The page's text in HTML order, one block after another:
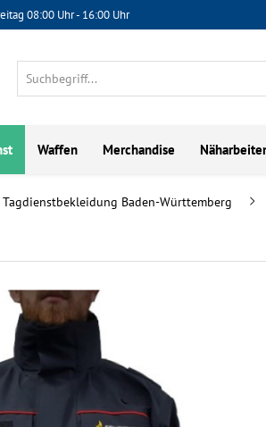
08:00 Uhr - 16:00 Uhr
Waffen Merchandise
Tagdienstbekleidung Baden-Württemberg